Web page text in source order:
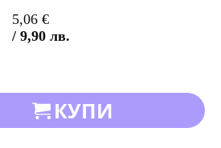
5,06 €
/ 9,90 лв.
КУПИ